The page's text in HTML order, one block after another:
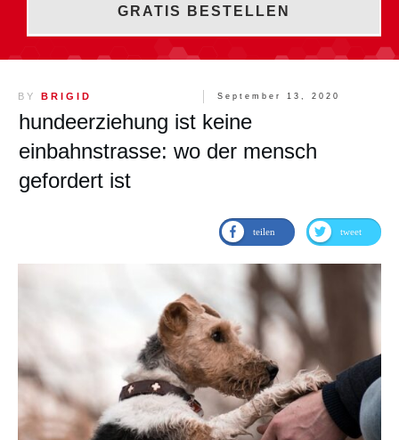
GRATIS BESTELLEN
BY BRIGID September 13, 2020
hundeerziehung ist keine
einbahnstrasse: wo der mensch
gefordert ist
teilen tweet